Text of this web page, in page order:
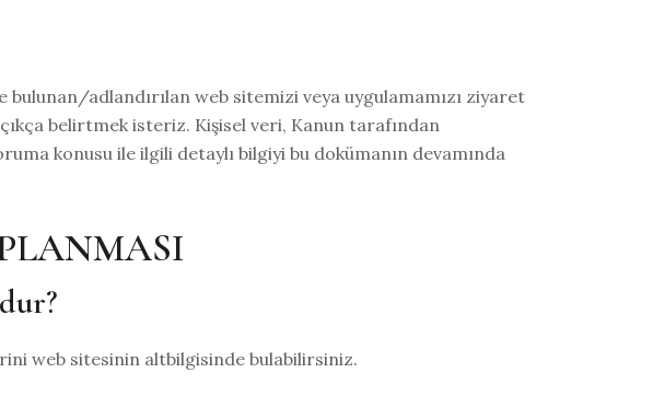
adlandırılan web sitemizi veya uygulamamızı ziyaret
belirtmek isteriz. Kişisel veri, Kanun tarafından
konusu ile ilgili detaylı bilgiyi bu dokümanın devamında
web sitesinin altbilgisinde bulabilirsiniz.